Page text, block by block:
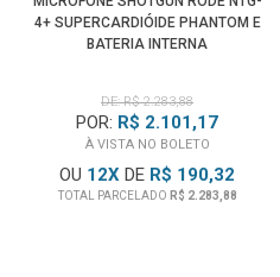
4+ SUPERCARDIÓIDE PHANTOM E
BATERIA INTERNA
DE: R$ 2.283,88
POR: R$ 2.101,17
À VISTA NO BOLETO
OU 12X DE R$ 190,32
TOTAL PARCELADO R$ 2.283,88